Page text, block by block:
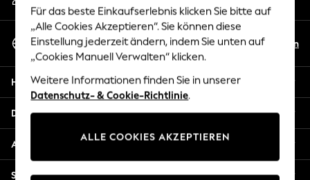
New in from Next
New In
Trending: Top & Short Sets
Trending: Clogs
Toy Story
THE SET
116 - 134cm
140 - 174cm
All Clothing
Melden Sie sich bei Ihrem Konto an
Sprache Auswählen
Deutsch
En
Hilfe
Datenschutz und Rechtliches
Abteilungen
Sonstige Dienstleistungen
Für das beste Einkaufserlebnis klicken Sie bitte auf
„Alle Cookies Akzeptieren“. Sie können diese
Einstellung jederzeit ändern, indem Sie unten auf
„Cookies Manuell Verwalten“ klicken.
Weitere Informationen finden Sie in unserer
Datenschutz- & Cookie-Richtlinie.
ALLE COOKIES AKZEPTIEREN